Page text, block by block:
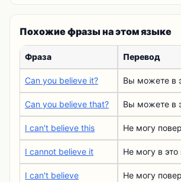
Похожие фразы на этом языке
Фраза Перевод
Can you believe it? Вы можете в
Can you believe that? Вы можете в
I can't believe this Не могу
I cannot believe it Не могу в это
I can't believe Не могу